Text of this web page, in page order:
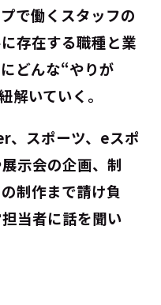
で働くスタッフの
存在する職種と業
どんな“やりが
解いていく。
、スポーツ、eスポ
示会の企画、制
制作まで請け負
当者に話を聞い